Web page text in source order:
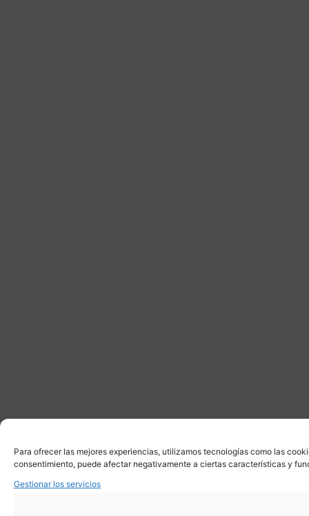
Para ofrecer las mejores experiencias, utilizamos tecnologías como las
consentimiento, puede afectar negativamente a ciertas características y
Gestionar los servicios